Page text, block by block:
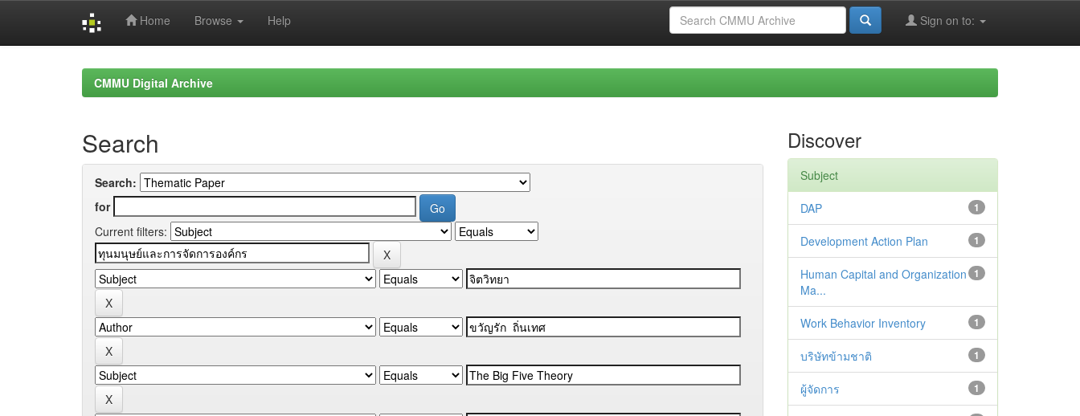
Home Browse Help Sign on to:
CMMU Digital Archive
Search
Search:
for
Current filters:
Discover
Subject
1
DAP
1
Development Action Plan
1
Human Capital and Organization
Ma...
1
Work Behavior Inventory
1
บริษัทข้ามชาติ
1
ผู้จัดการ